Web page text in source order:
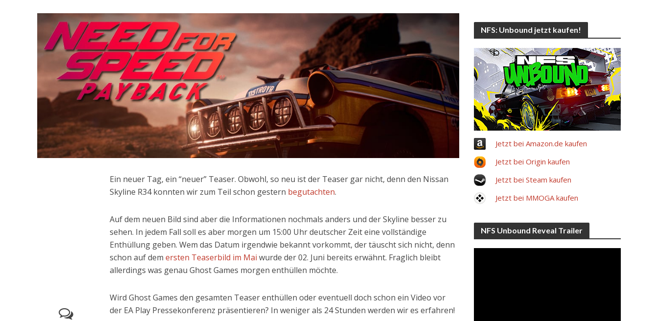
Ein neuer Tag, ein “neuer” Teaser. Obwohl, so neu ist der Teaser gar nicht, denn den Nissan
Skyline R34 konnten wir zum Teil schon gestern begutachten.
Auf dem neuen Bild sind aber die Informationen nochmals anders und der Skyline besser zu
sehen. In jedem Fall soll es aber morgen um 15:00 Uhr deutscher Zeit eine vollständige
Enthüllung geben. Wem das Datum irgendwie bekannt vorkommt, der täuscht sich nicht, denn
schon auf demersten Teaserbild im Mai wurde der 02. Juni bereits erwähnt. Fraglich bleibt
allerdings was genau Ghost Games morgen enthüllen möchte.
Wird Ghost Games den gesamten Teaser enthüllen oder eventuell doch schon ein Video vor
der EA Play Pressekonferenz präsentieren? In weniger als 24 Stunden werden wir es erfahren!
NFS: Unbound jetzt kaufen!
Jetzt bei Amazon.de kaufen
Jetzt bei Origin kaufen
Jetzt bei Steam kaufen
Jetzt bei MMOGA kaufen
NFS Unbound Reveal Trailer